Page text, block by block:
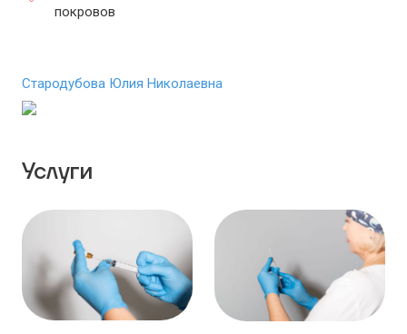
покровов
Стародубова Юлия Николаевна
Услуги